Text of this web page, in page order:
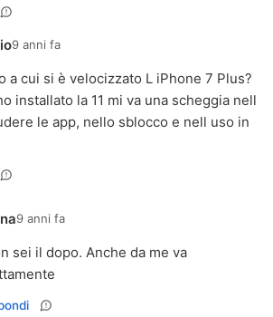
9 anni fa
a cui si è velocizzato L iPhone 7 Plus?
installato la 11 mi va una scheggia nell
le app, nello sblocco e nell uso in
9 anni fa
sei il dopo. Anche da me va